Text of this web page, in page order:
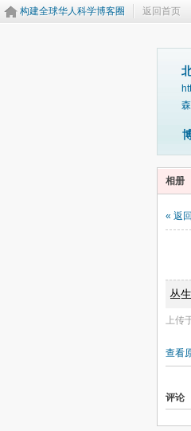
构建全球华人科学博客圈 返回首页
相册
« 返
丛
上传
查看
评论